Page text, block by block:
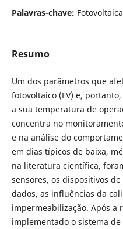
Palavras-chave:
Resumo
Um dos parâmetros que
fotovoltaico (FV) e,
a sua temperatura de
concentra no
e na análise do
em dias típicos de baixa,
na literatura científica,
sensores, os dispositivos
dados, as influências da
impermeabilização. Após a
implementado o sistema